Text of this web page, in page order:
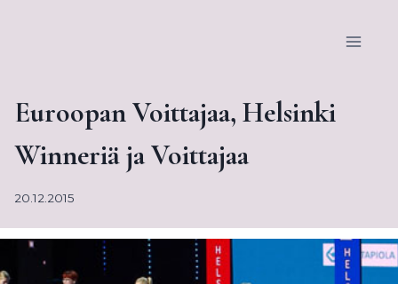
Euroopan Voittajaa, Helsinki
Winneriä ja Voittajaa
20.12.2015